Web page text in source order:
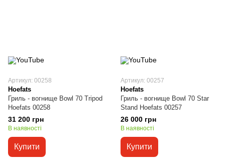
Артикул: 00258
Hoefats
Гриль - вогнище Bowl 70 Tripod
Hoefats 00258
31 200 грн
В наявності
Купити
Артикул: 00257
Hoefats
Гриль - вогнище Bowl 70 Star
Stand Hoefats 00257
26 000 грн
В наявності
Купити